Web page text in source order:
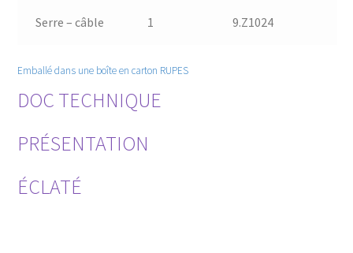
Serre – câble 1 9.Z1024
Emballé dans une boîte en carton RUPES
DOC TECHNIQUE
PRÉSENTATION
ÉCLATÉ